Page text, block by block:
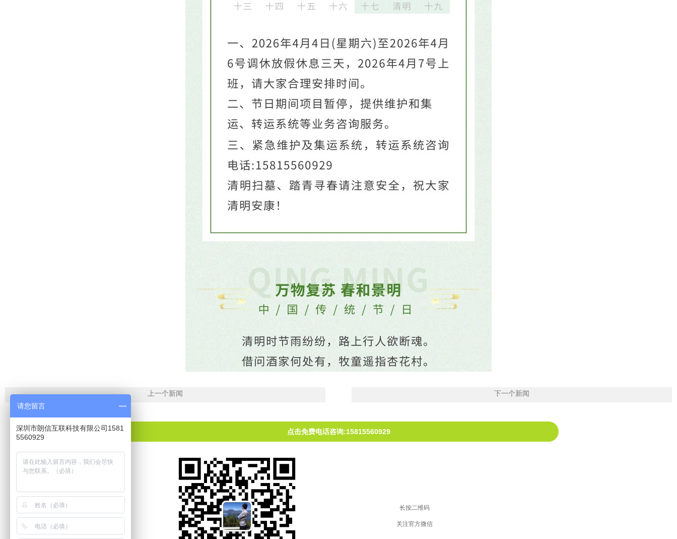
上一个新闻 下一个新闻
点击免费电话咨询:15815560929
长按二维码
关注官方微信
请您留言
深圳市朗信互联科技有限公司1581
5560929